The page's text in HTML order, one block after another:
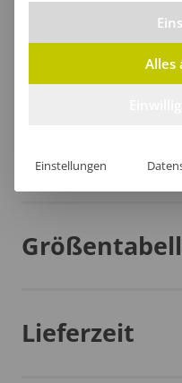
Angenehmer
Lieferzeit
Alles
Einstellungen